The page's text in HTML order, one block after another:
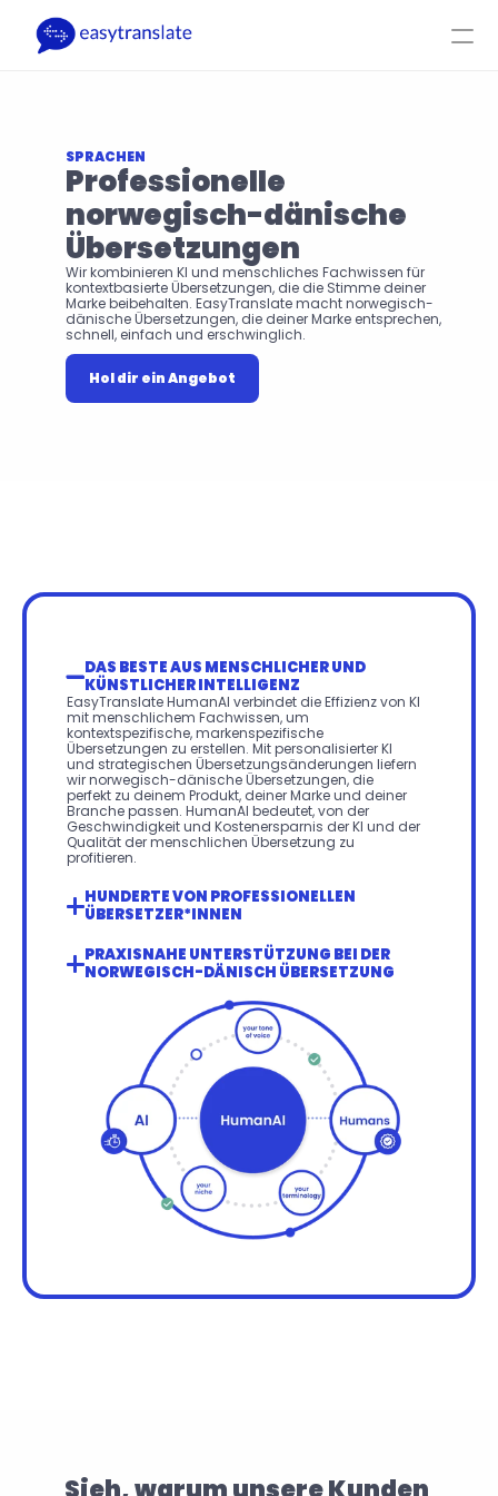
Produkt Ressourcen
SPRACHEN
Professionelle
norwegisch-dänische
Übersetzungen
Wir kombinieren KI und menschliches Fachwissen für
kontextbasierte Übersetzungen, die die Stimme deiner
Marke beibehalten. EasyTranslate macht norwegisch-
dänische Übersetzungen, die deiner Marke entsprechen,
schnell, einfach und erschwinglich.
Hol dir ein Angebot
DAS BESTE AUS MENSCHLICHER UND
KÜNSTLICHER INTELLIGENZ
EasyTranslate HumanAI verbindet die Effizienz von KI
mit menschlichem Fachwissen, um
kontextspezifische, markenspezifische
Übersetzungen zu erstellen. Mit personalisierter KI
und strategischen Übersetzungsänderungen liefern
wir norwegisch-dänische Übersetzungen, die
perfekt zu deinem Produkt, deiner Marke und deiner
Branche passen. HumanAI bedeutet, von der
Geschwindigkeit und Kostenersparnis der KI und der
Qualität der menschlichen Übersetzung zu
profitieren.
HUNDERTE VON PROFESSIONELLEN
ÜBERSETZER*INNEN
PRAXISNAHE UNTERSTÜTZUNG BEI DER
NORWEGISCH-DÄNISCH ÜBERSETZUNG